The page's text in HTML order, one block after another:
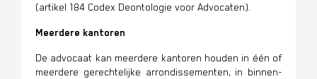
(artikel 184 Codex Deontologie voor Advocaten).
Meerdere kantoren
De advocaat kan meerdere kantoren houden in één of
meerdere gerechtelijke arrondissementen, in binnen-